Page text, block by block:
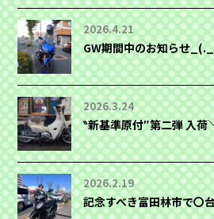
2026.4.21
GW期間中のお知らせ
2026.3.24
‶新基準原付″第二弾 入
2026.2.19
記念すべき富田林市で〇